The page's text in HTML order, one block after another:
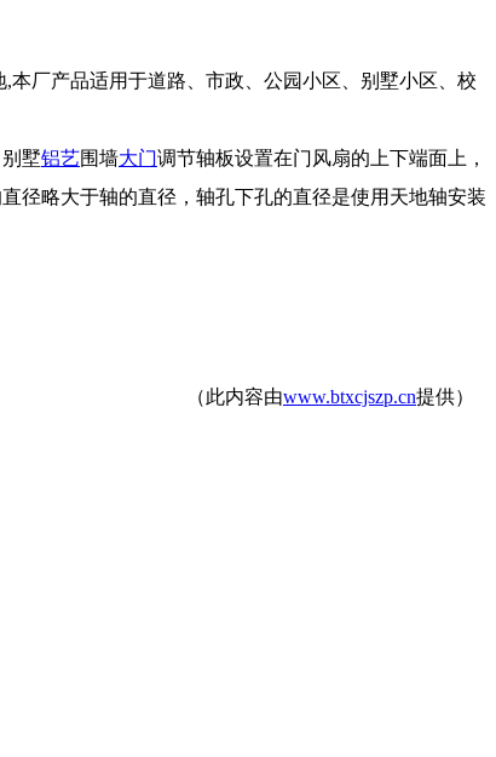
厂产品适用于道路、市政、公园小区、别墅小区、校
墅铝艺围墙大门调节轴板设置在门风扇的上下端面上，
径略大于轴的直径，轴孔下孔的直径是使用天地轴安装
（此内容由www.btxcjszp.cn提供）